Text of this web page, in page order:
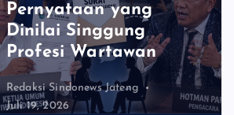
Pernyataan yang
Dinilai Singgung
Profesi Wartawan
Redaksi Sindonews Jateng
Juli 19, 2026